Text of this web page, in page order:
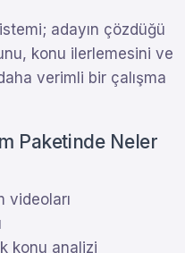
adayın çözdüğü
konu ilerlemesini ve
verimli bir çalışma
Paketinde Neler
videoları
konu analizi